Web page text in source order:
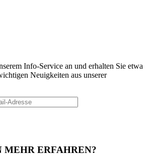
Info-Service an und erhalten Sie etwa
Neuigkeiten aus unserer
MEHR ERFAHREN?